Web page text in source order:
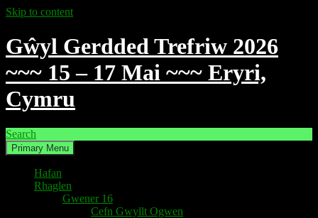
Skip to content
Gŵyl Gerdded Trefriw 2026
~~~ 15 – 17 Mai ~~~ Eryri,
Cymru
Search
Primary Menu
Hafan
Rhaglen
Gwener 16
Cefn Gwyllt Ogwen